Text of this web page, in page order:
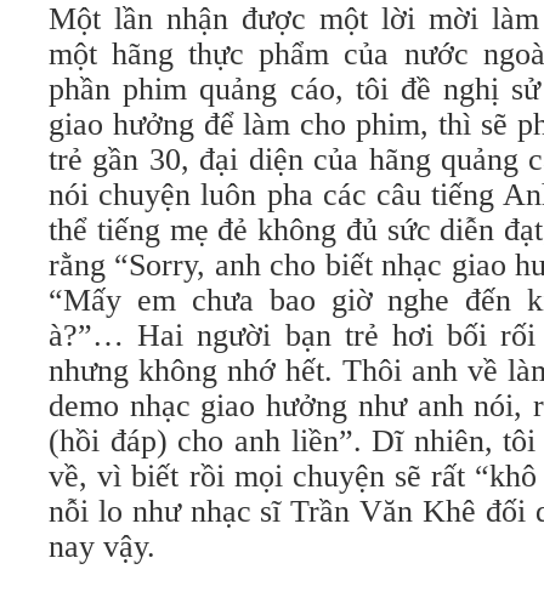
Một lần nhận được một lời mời
một hãng thực phẩm của nước
phần phim quảng cáo, tôi đề nghị
giao hưởng để làm cho phim, thì sẽ
trẻ gần 30, đại diện của hãng quảng
nói chuyện luôn pha các câu tiếng
thể tiếng mẹ đẻ không đủ sức diễn
rằng “Sorry, anh cho biết nhạc giao
“Mấy em chưa bao giờ nghe đến
à?”… Hai người bạn trẻ hơi bối
nhưng không nhớ hết. Thôi anh về
demo nhạc giao hưởng như anh nói,
(hồi đáp) cho anh liền”. Dĩ nhiên,
về, vì biết rồi mọi chuyện sẽ rất
nỗi lo như nhạc sĩ Trần Văn Khê đối
nay vậy.